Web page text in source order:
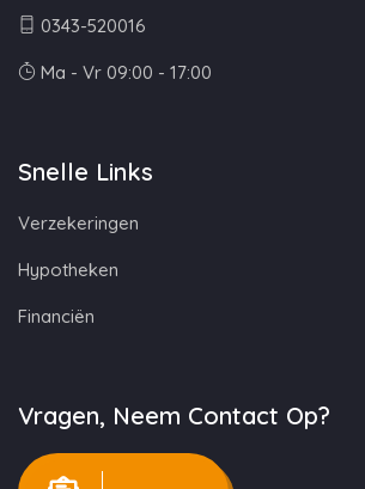
0343-520016
Ma - Vr 09:00 - 17:00
Snelle Links
Verzekeringen
Hypotheken
Financiën
Vragen, Neem Contact Op?